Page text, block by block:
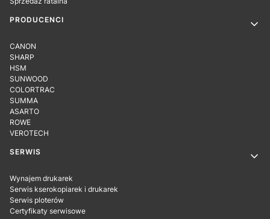
PRODUCENCI
CANON
SHARP
HSM
SUNWOOD
COLORTRAC
SUMMA
ASARTO
ROWE
VEROTECH
SERWIS
Wynajem drukarek
Serwis kserokopiarek i drukarek
Serwis ploterów
Certyfikaty serwisowe